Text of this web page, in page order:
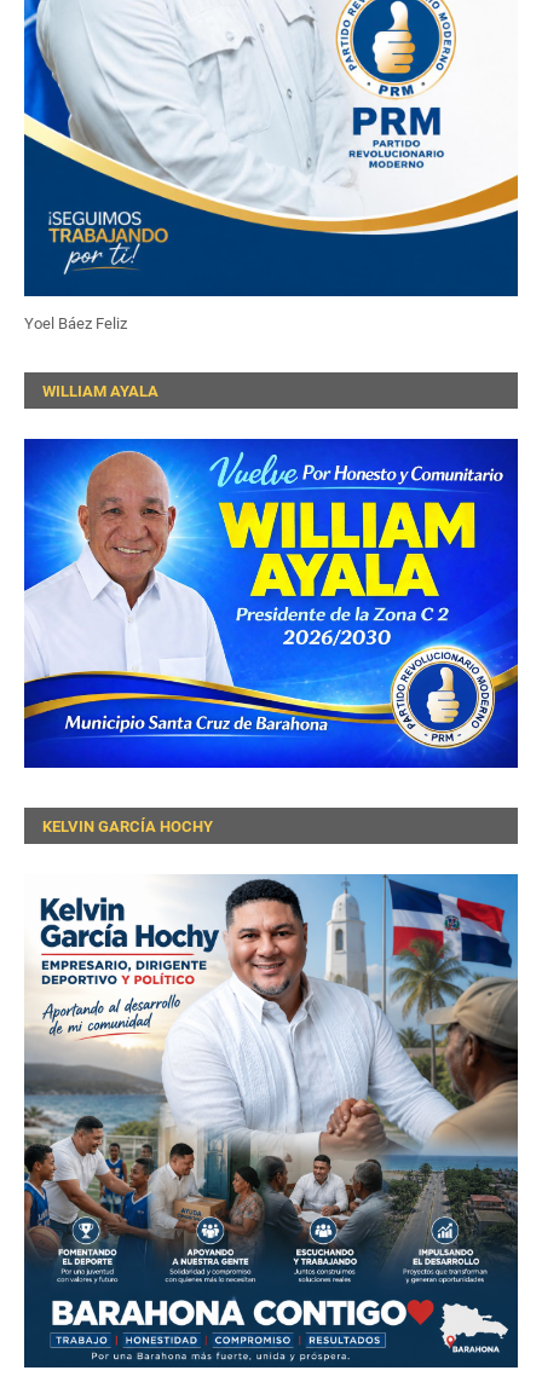
Yoel Báez Feliz
WILLIAM AYALA
KELVIN GARCÍA HOCHY